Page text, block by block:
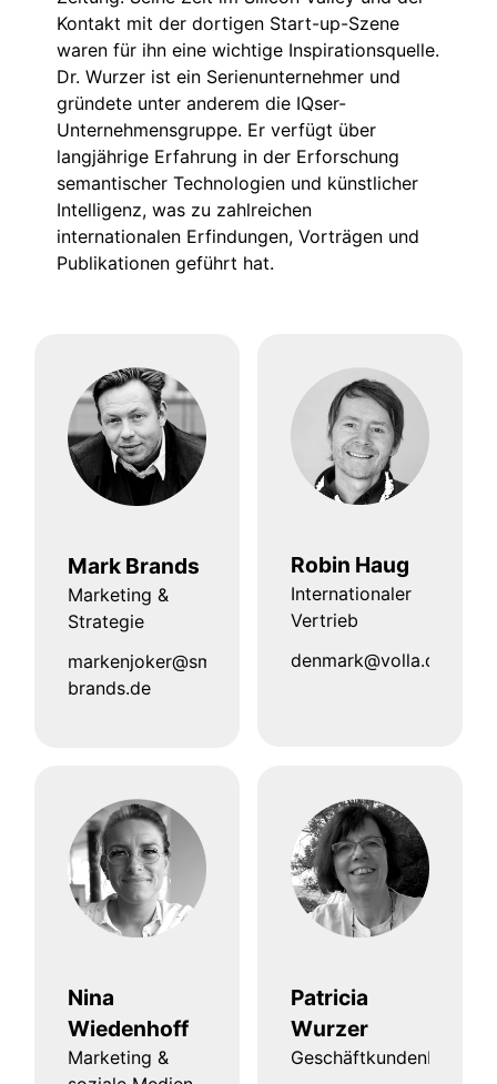
Kontakt mit der dortigen Start-up-Szene
waren für ihn eine wichtige Inspirationsquelle.
Dr. Wurzer ist ein Serienunternehmer und
gründete unter anderem die IQser-
Unternehmensgruppe. Er verfügt über
langjährige Erfahrung in der Erforschung
semantischer Technologien und künstlicher
Intelligenz, was zu zahlreichen
internationalen Erfindungen, Vorträgen und
Publikationen geführt hat.
Mark Brands
Marketing &
Strategie
markenjoker@smart-
brands.de
Robin Haug
Internationaler
Vertrieb
denmark@volla.online
Nina
Wiedenhoff
Marketing &
Patricia
Wurzer